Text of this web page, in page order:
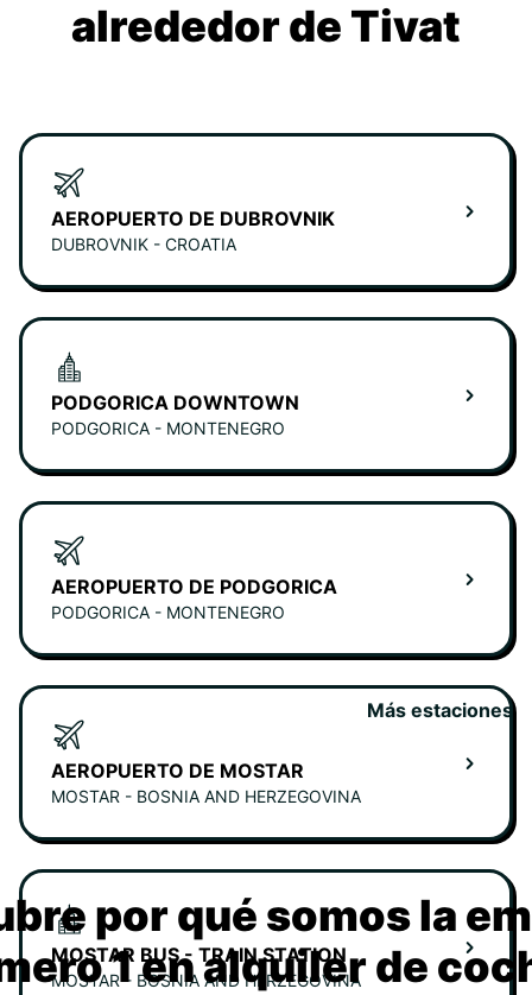
alrededor de Tivat
AEROPUERTO DE DUBROVNIK
DUBROVNIK - CROATIA
PODGORICA DOWNTOWN
PODGORICA - MONTENEGRO
AEROPUERTO DE PODGORICA
PODGORICA - MONTENEGRO
AEROPUERTO DE MOSTAR
MOSTAR - BOSNIA AND HERZEGOVINA
MOSTAR BUS - TRAIN STATION
MOSTAR - BOSNIA AND HERZEGOVINA
Más estaciones
por qué somos la
1 en alquiler de